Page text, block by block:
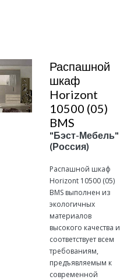
Распашной
шкаф
Horizont
10500 (05)
BMS
"Бэст-Мебель"
(Россия)
Распашной шкаф
Horizont 10500 (05)
BMS выполнен из
экологичных
материалов
высокого качества и
соответствует всем
требованиям,
предъявляемым к
современной